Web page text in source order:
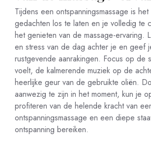
Tijdens een ontspanningsmassage is
gedachten los te laten en je volledig te
het genieten van de massage-ervaring.
en stress van de dag achter je en geef
rustgevende aanrakingen. Focus op de
voelt, de kalmerende muziek op de
heerlijke geur van de gebruikte oliën.
aanwezig te zijn in het moment, kun je
profiteren van de helende kracht van
ontspanningsmassage en een diepe
ontspanning bereiken.